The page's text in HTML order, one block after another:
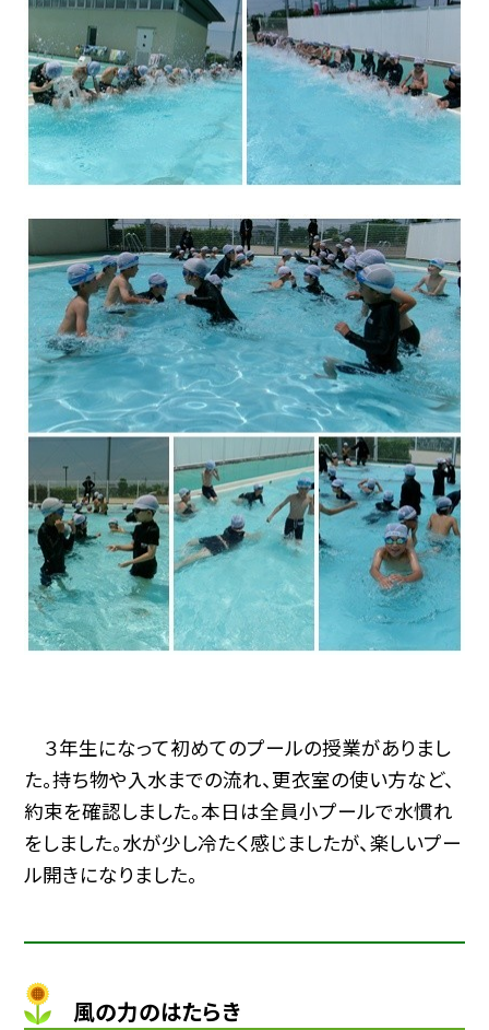
３年生になって初めてのプールの授業がありまし
た。持ち物や入水までの流れ、更衣室の使い方など、
約束を確認しました。本日は全員小プールで水慣れ
をしました。水が少し冷たく感じましたが、楽しいプー
ル開きになりました。
風の力のはたらき